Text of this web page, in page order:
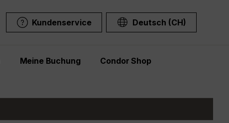
Kundenservice Deutsch (CH)
Meine Buchung Condor Shop